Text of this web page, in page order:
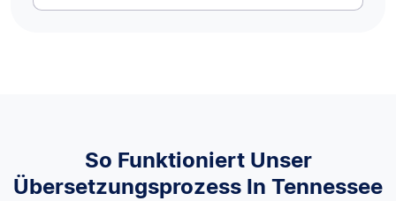
So Funktioniert Unser
Übersetzungsprozess In Tennessee